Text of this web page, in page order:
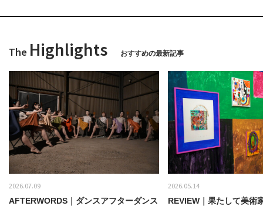
The Highlights おすすめの最新記事
2026.07.09
AFTERWORDS｜ダンスアフターダンス
2026.05.14
REVIEW｜果たして美術